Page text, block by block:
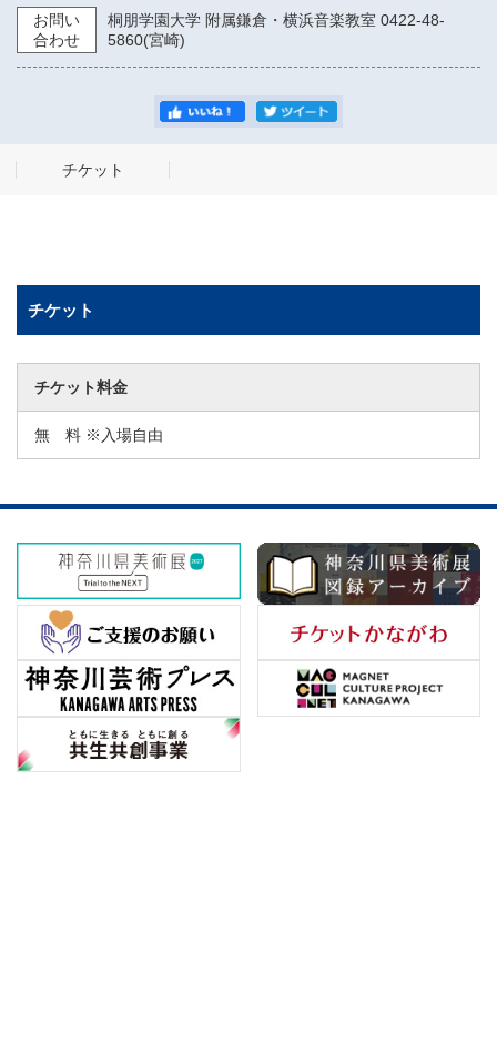
お問い
合わせ
桐朋学園大学 附属鎌倉・横浜音楽教室 0422-48-
5860(宮崎)
チケット
チケット
チケット料金
無 料 ※入場自由